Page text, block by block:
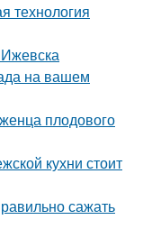
технология
на вашем
плодового
кухни стоит
сажать